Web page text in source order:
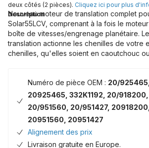
deux côtés (2 pièces). Cliquez ici pour plus
Description
Nouveau moteur de translation complet
Solar55LCV, comprenant à la fois le
boîte de vitesses/engrenage planétaire.
translation actionne les chenilles de votre
chenilles, qu'elles soient en caoutchouc
Numéro de pièce OEM : 20/925465,
20925465, 332K1192, 20/918200,
20/951560, 20/951427,
20951560, 20951427
Alignement des prix
Livraison gratuite en Europe.